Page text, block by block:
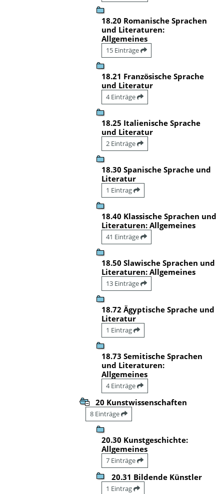
18.20 Romanische Sprachen
und Literaturen:
Allgemeines
15 Einträge
18.21 Französische Sprache
und Literatur
4 Einträge
18.25 Italienische Sprache
und Literatur
2 Einträge
18.30 Spanische Sprache und
Literatur
1 Eintrag
18.40 Klassische Sprachen und
Literaturen: Allgemeines
41 Einträge
18.50 Slawische Sprachen und
Literaturen: Allgemeines
13 Einträge
18.72 Ägyptische Sprache und
Literatur
1 Eintrag
18.73 Semitische Sprachen
und Literaturen:
Allgemeines
4 Einträge
20 Kunstwissenschaften
8 Einträge
20.30 Kunstgeschichte:
Allgemeines
7 Einträge
20.31 Bildende Künstler
1 Eintrag